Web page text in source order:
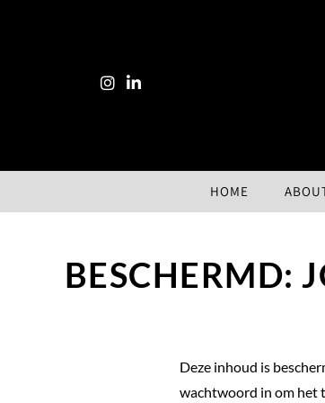
HOME
BESCHERMD:
Deze inhoud is
wachtwoord in om het